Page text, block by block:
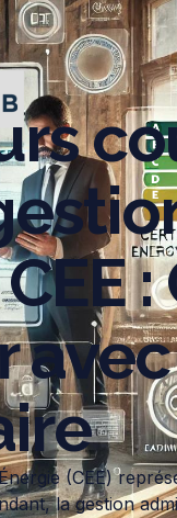
(CEE)
la gestion